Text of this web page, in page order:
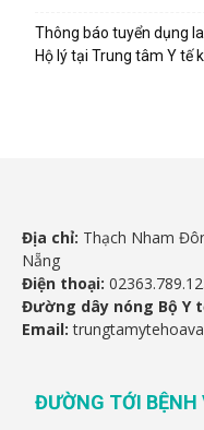
Thông báo tuyển dụng
Hộ lý tại Trung tâm Y tế
Địa chỉ: Thạch Nham
Nẵng
Điện thoại:
Đường dây nóng Bộ Y
Email:
ĐƯỜNG TỚI BỆNH